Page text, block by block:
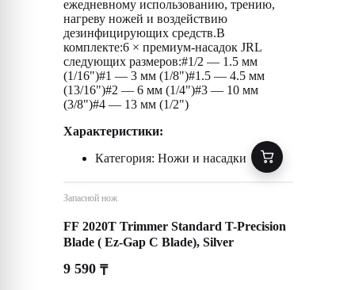
ежедневному использованию, трению,
нагреву ножей и воздействию
дезинфицирующих средств.В
комплекте:6 × премиум-насадок JRL
следующих размеров:#1/2 — 1.5 мм
(1/16")#1 — 3 мм (1/8")#1.5 — 4.5 мм
(13/16")#2 — 6 мм (1/4")#3 — 10 мм
(3/8")#4 — 13 мм (1/2")
Характеристики:
Категория: Ножи и насадки
Запасной нож
FF 2020T Trimmer Standard T-Precision
Blade ( Ez-Gap C Blade), Silver
9 590 ₸